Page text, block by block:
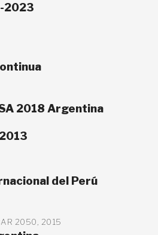
2023
2018 Argentina
del Perú
2050, 2015